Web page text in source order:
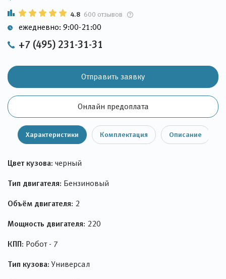
4.8 600 отзывов
ежедневно: 9:00-21:00
+7 (495) 231-31-31
Онлайн предоплата
Отправить заявку
Характеристики Комплектация Описание
Цвет кузова: черный
Тип двигателя: Бензиновый
Объём двигателя: 2
Мощность двигателя: 220
КПП: Робот - 7
Тип кузова: Универсал